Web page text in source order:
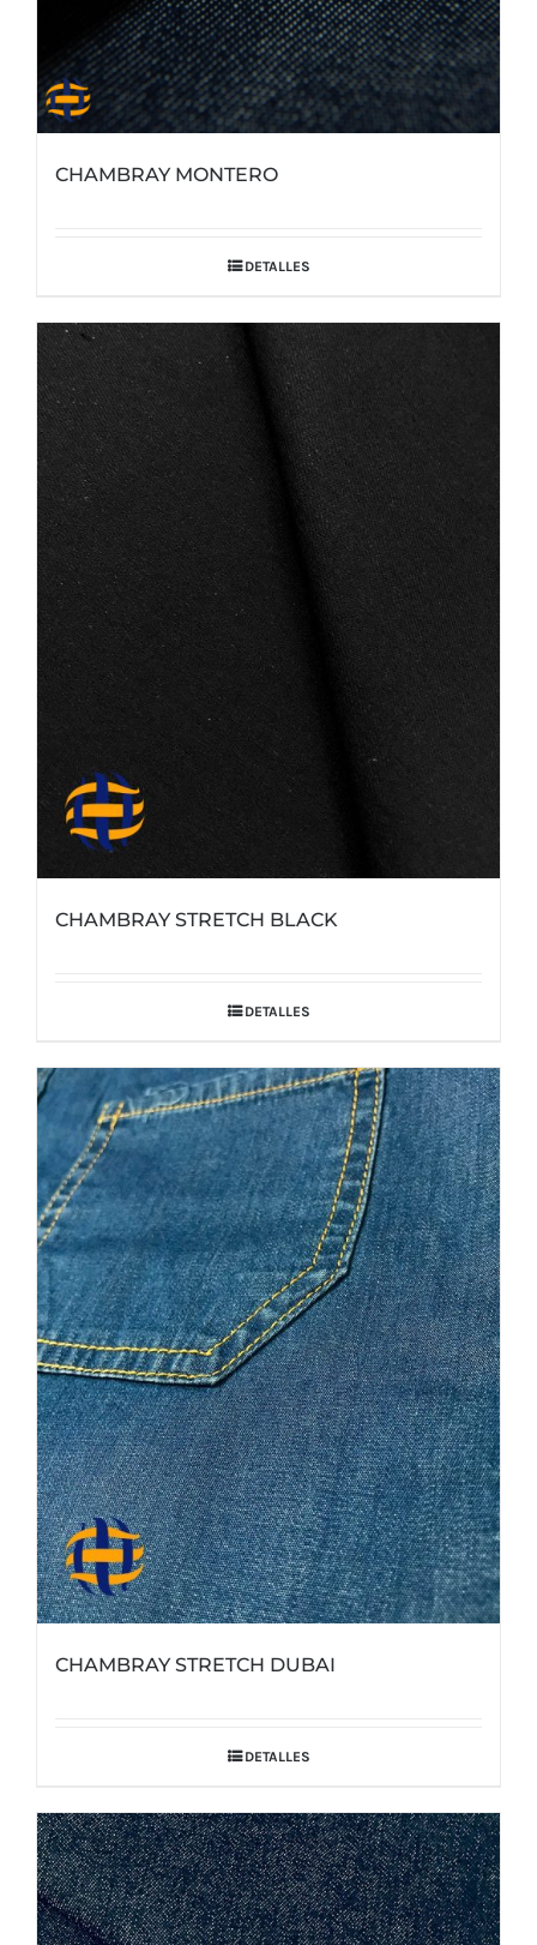
CHAMBRAY MONTERO
DETALLES
CHAMBRAY STRETCH BLACK
DETALLES
CHAMBRAY STRETCH DUBAI
DETALLES